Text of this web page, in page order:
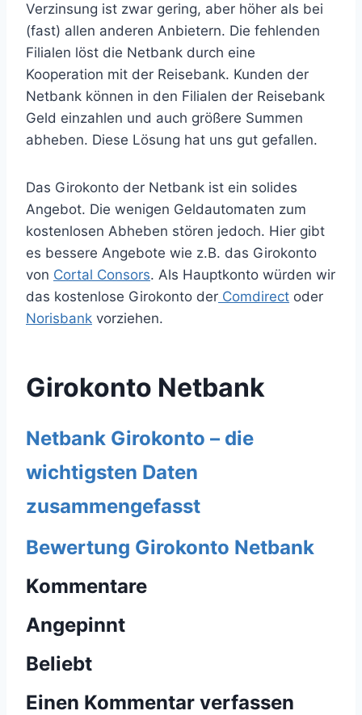
Verzinsung ist zwar gering, aber höher als bei
(fast) allen anderen Anbietern. Die fehlenden
Filialen löst die Netbank durch eine
Kooperation mit der Reisebank. Kunden der
Netbank können in den Filialen der Reisebank
Geld einzahlen und auch größere Summen
abheben. Diese Lösung hat uns gut gefallen.
Das Girokonto der Netbank ist ein solides
Angebot. Die wenigen Geldautomaten zum
kostenlosen Abheben stören jedoch. Hier gibt
es bessere Angebote wie z.B. das Girokonto
von Cortal Consors. Als Hauptkonto würden wir
das kostenlose Girokonto der Comdirect oder
Norisbank vorziehen.
Girokonto Netbank
Netbank Girokonto – die
wichtigsten Daten
zusammengefasst
Bewertung Girokonto Netbank
Kommentare
Angepinnt
Beliebt
Einen Kommentar verfassen